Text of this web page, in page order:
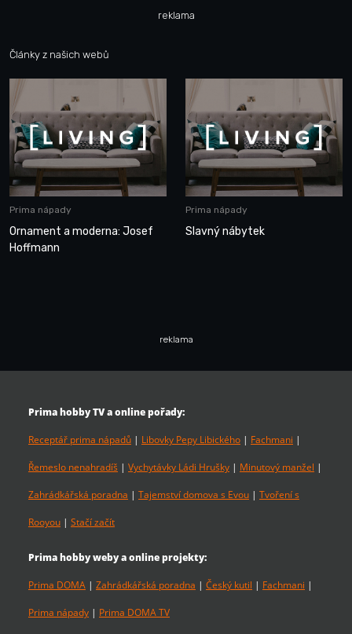
reklama
Články z našich webů
Prima nápady
Ornament a moderna: Josef
Hoffmann
Prima nápady
Slavný nábytek
reklama
Prima hobby TV a online pořady:
Receptář prima nápadů | Libovky Pepy Libického | Fachmani |
Řemeslo nenahradíš | Vychytávky Ládi Hrušky | Minutový manžel |
Zahrádkářská poradna | Tajemství domova s Evou | Tvoření s
Rooyou | Stačí začít
Prima hobby weby a online projekty:
Prima DOMA | Zahrádkářská poradna | Český kutil | Fachmani |
Prima nápady | Prima DOMA TV